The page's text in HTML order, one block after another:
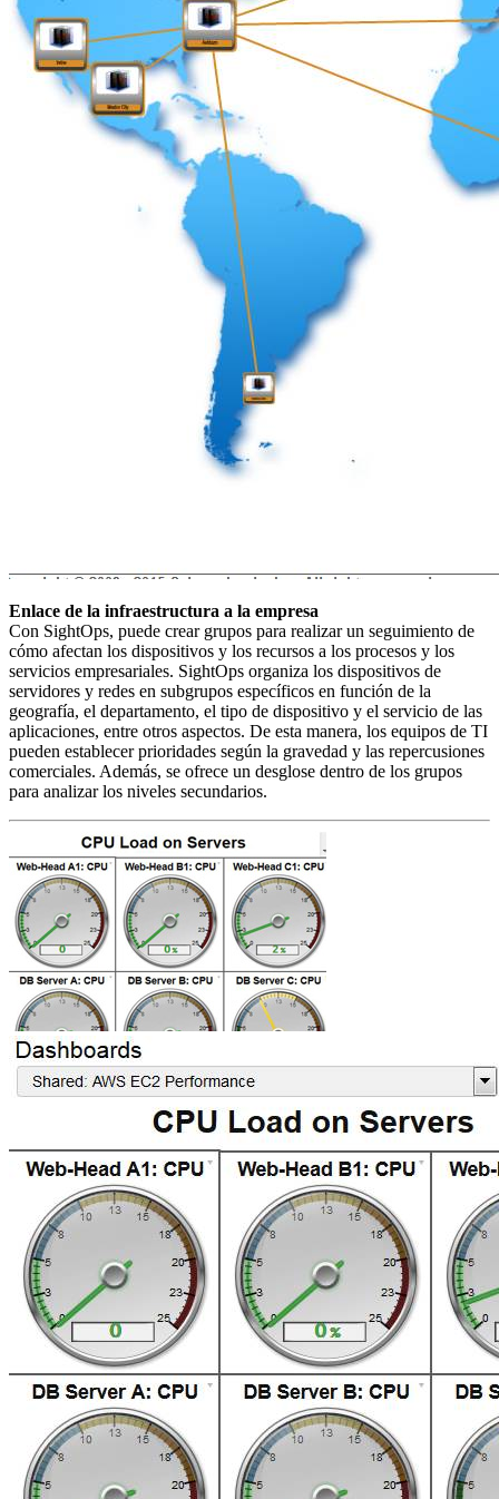
Enlace de la infraestructura a la empresa
Con SightOps, puede crear grupos para realizar un seguimiento de
cómo afectan los dispositivos y los recursos a los procesos y los
servicios empresariales. SightOps organiza los dispositivos de
servidores y redes en subgrupos específicos en función de la
geografía, el departamento, el tipo de dispositivo y el servicio de las
aplicaciones, entre otros aspectos. De esta manera, los equipos de TI
pueden establecer prioridades según la gravedad y las repercusiones
comerciales. Además, se ofrece un desglose dentro de los grupos
para analizar los niveles secundarios.